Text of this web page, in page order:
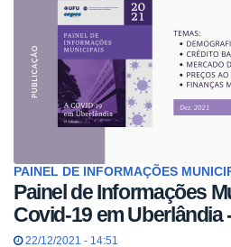
PAINEL DE INFORMAÇÕES
Painel de Informações
Covid-19 em Uberlândia
22/12/2021 - 14:51